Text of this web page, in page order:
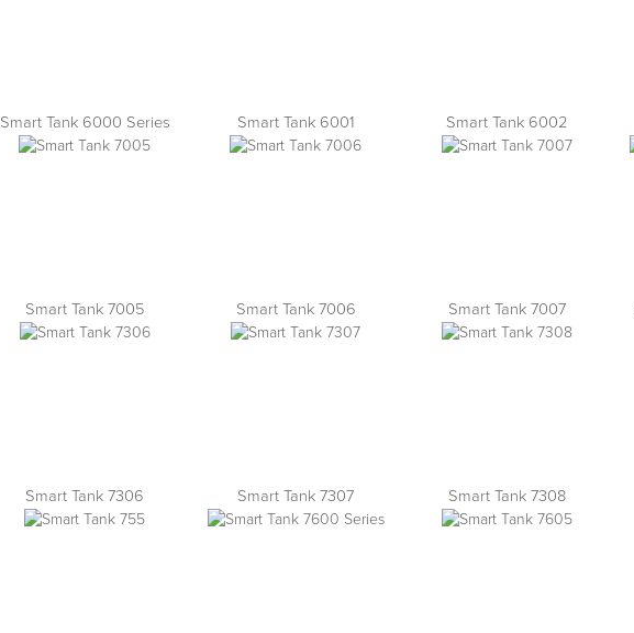
Smart Tank 6000 Series Smart Tank 6001 Smart Tank 6002
Smart Tank 7005 Smart Tank 7006 Smart Tank 7007
Smart Tank 7306 Smart Tank 7307 Smart Tank 7308